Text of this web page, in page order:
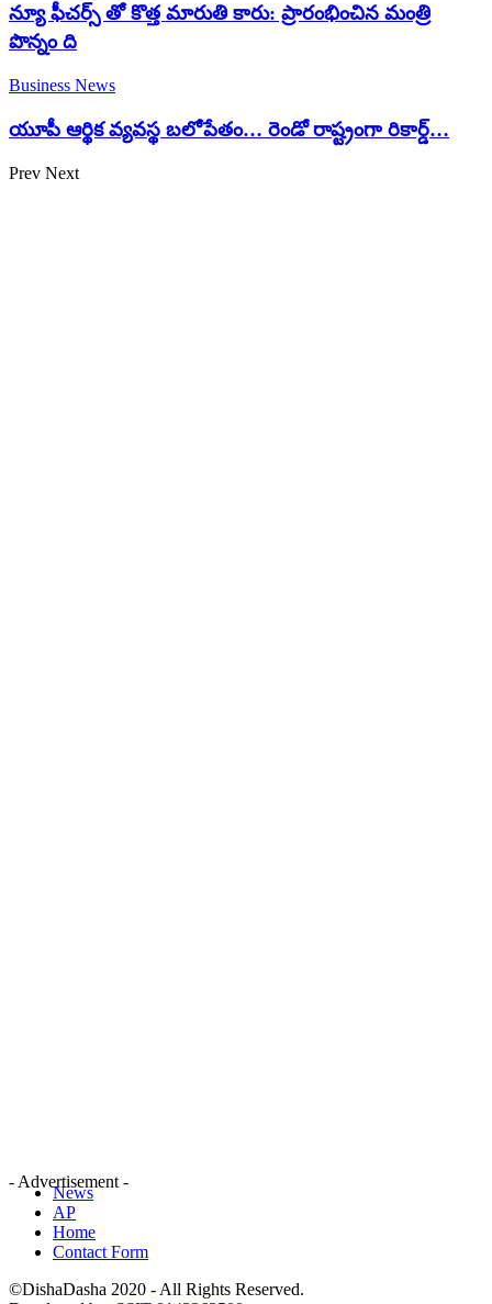
న్యూ ఫీచర్స్ తో కొత్త మారుతి కారు: ప్రారంభించిన మంత్రి
పొన్నం ది
Business News
యూపీ ఆర్థిక వ్యవస్థ బలోపేతం… రెండో రాష్ట్రంగా రికార్డ్…
Prev Next
- Advertisement -
News
AP
Home
Contact Form
©DishaDasha 2020 - All Rights Reserved.